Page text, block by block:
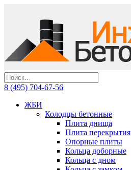
8 (495) 704-67-56
ЖБИ
Колодцы бетонные
Плита днища
Плита перекрытия
Опорные плиты
Кольца доборные
Кольца с дном